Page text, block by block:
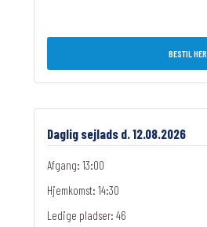
BESTIL HER
Daglig sejlads d. 12.08.2026
Afgang: 13:00
Hjemkomst: 14:30
Ledige pladser: 46